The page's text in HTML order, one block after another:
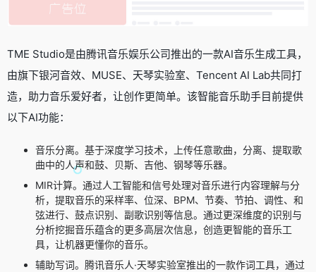
TME Studio是由腾讯音乐娱乐公司推出的一款AI音乐生成工具，
由旗下银河音效、MUSE、天琴实验室、Tencent AI Lab共同打
造，助力音乐爱好者，让创作更简单。该智能音乐助手目前提供
以下AI功能：
音乐分离。基于深度学习技术，上传任意歌曲，分离、提取歌
曲中的人声和鼓、贝斯、吉他、钢琴等乐器。
MIR计算。通过人工智能和信号处理对音乐进行内容理解与分
析，提取音乐的采样率、位深、BPM、节奏、节拍、调性、和
弦进行、鼓点识别、副歌识别等信息。通过更深维度的识别与
分析挖掘音乐蕴含的更多高层次信息，创造更智能的音乐工
具，让机器更懂你的音乐。
辅助写词。腾讯音乐人·天琴实验室推出的一款作词工具，通过